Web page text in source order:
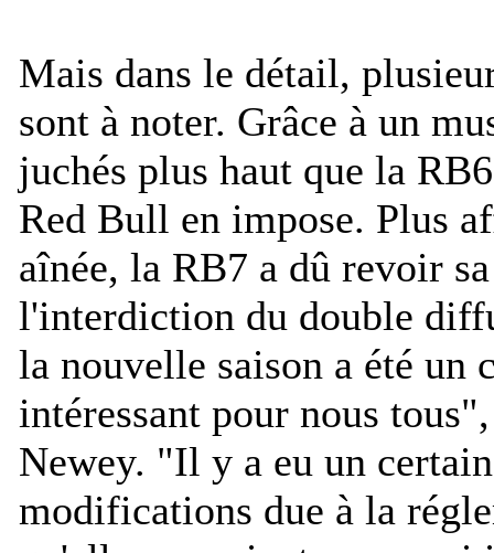
Mais dans le détail,
sont à noter. Grâce à un
juchés plus haut que la
Red Bull en impose. Plus
aînée, la RB7 a dû revoir
l'interdiction du double
la nouvelle saison a été un
intéressant pour nous tous
Newey. "Il y a eu un
modifications due à la